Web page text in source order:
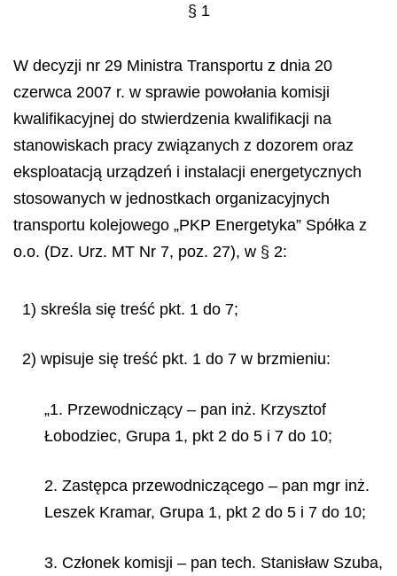
§ 1
W decyzji nr 29 Ministra Transportu z dnia 20
czerwca 2007 r. w sprawie powołania komisji
kwalifikacyjnej do stwierdzenia kwalifikacji na
stanowiskach pracy związanych z dozorem oraz
eksploatacją urządzeń i instalacji energetycznych
stosowanych w jednostkach organizacyjnych
transportu kolejowego „PKP Energetyka” Spółka z
o.o. (Dz. Urz. MT Nr 7, poz. 27), w § 2:
1) skreśla się treść pkt. 1 do 7;
2) wpisuje się treść pkt. 1 do 7 w brzmieniu:
„1. Przewodniczący – pan inż. Krzysztof
Łobodziec, Grupa 1, pkt 2 do 5 i 7 do 10;
2. Zastępca przewodniczącego – pan mgr inż.
Leszek Kramar, Grupa 1, pkt 2 do 5 i 7 do 10;
3. Członek komisji – pan tech. Stanisław Szuba,